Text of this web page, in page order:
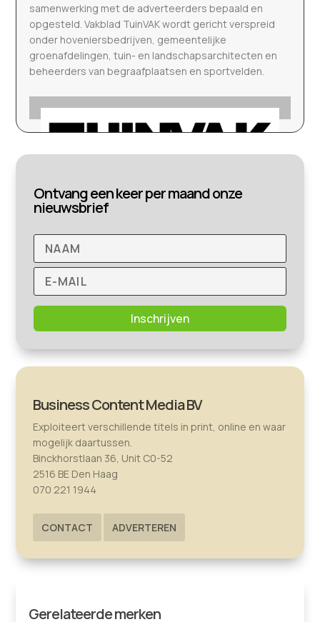
samenwerking met de adverteerders bepaald en
opgesteld. Vakblad TuinVAK wordt gericht verspreid
onder hoveniersbedrijven, gemeentelijke
groenafdelingen, tuin- en landschapsarchitecten en
beheerders van begraafplaatsen en sportvelden.
Ontvang een keer per maand onze
nieuwsbrief
Inschrijven
Business Content Media BV
Exploiteert verschillende titels in print, online en waar
mogelijk daartussen.
Binckhorstlaan 36, Unit C0-52
2516 BE Den Haag
070 221 1944
CONTACT ADVERTEREN
Gerelateerde merken